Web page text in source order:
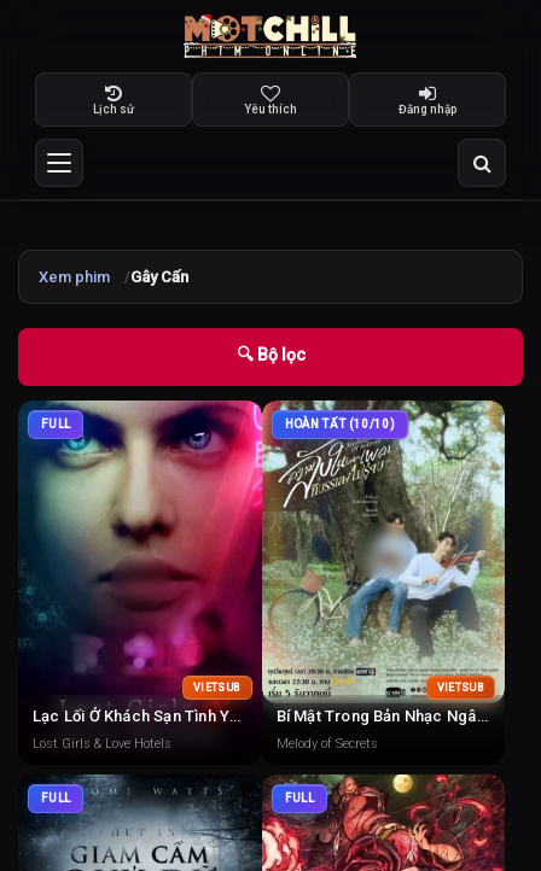
Lịch sử Yêu thích Đăng nhập
Xem phim Gây Cấn
🔍 Bộ lọc
FULL
VIETSUB
Lạc Lối Ở Khách Sạn Tình Yêu
Lost Girls & Love Hotels
HOÀN TẤT (10/10)
VIETSUB
Bí Mật Trong Bản Nhạc Ngân Vang Bất Tận
Melody of Secrets
FULL FULL